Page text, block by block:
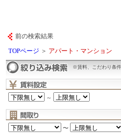
前の検索結果
TOPページ ＞ アパート・マンション
※賃料、こだわり条
～
〜